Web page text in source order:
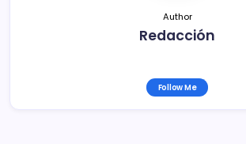
Author
Redacción
Follow Me